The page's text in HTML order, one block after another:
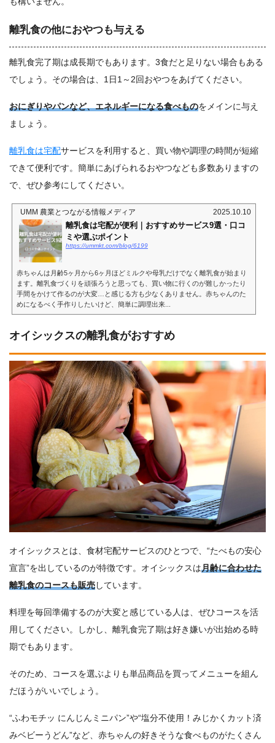
離乳食の他におやつも与える
離乳食完了期は成長期でもあります。3食だと足りない場合もある
でしょう。その場合は、1日1～2回おやつをあげてください。
おにぎりやパンなど、エネルギーになる食べものをメインに与え
ましょう。
離乳食は宅配サービスを利用すると、買い物や調理の時間が短縮
できて便利です。簡単にあげられるおやつなども多数ありますの
で、ぜひ参考にしてください。
UMM 農業とつながる情報メディア 2025.10.10
離乳食は宅配が便利｜おすすめサービス9選・口コ
ミや選ぶポイント
https://ummkt.com/blog/6199
赤ちゃんは月齢5ヶ月から6ヶ月ほどミルクや母乳だけでなく離乳食が始まり
ます。離乳食づくりを頑張ろうと思っても、買い物に行くのが難しかったり
手間をかけて作るのが大変…と感じる方も少なくありません。赤ちゃんのた
めになるべく手作りしたいけど、簡単に調理出来...
オイシックスの離乳食がおすすめ
オイシックスとは、食材宅配サービスのひとつで、“たべもの安心
宣言”を出しているのが特徴です。オイシックスは月齢に合わせた
離乳食のコースも販売しています。
料理を毎回準備するのが大変と感じている人は、ぜひコースを活
用してください。しかし、離乳食完了期は好き嫌いが出始める時
期でもあります。
そのため、コースを選ぶよりも単品商品を買ってメニューを組ん
だほうがいいでしょう。
“ふわモチッ にんじんミニパン”や“塩分不使用！みじかくカット済
みベビーうどん”など、赤ちゃんの好きそうな食べものがたくさん